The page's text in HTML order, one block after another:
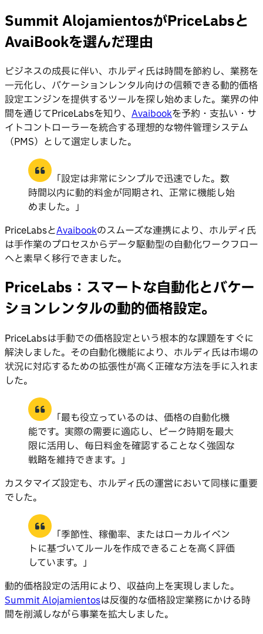
Summit AlojamientosがPriceLabsと
AvaiBookを選んだ理由
ビジネスの成長に伴い、ホルディ氏は時間を節約し、業務を
一元化し、バケーションレンタル向けの信頼できる動的価格
設定エンジンを提供するツールを探し始めました。業界の仲
間を通じてPriceLabsを知り、 Avaibookを予約・支払い・サ
イトコントローラーを統合する理想的な物件管理システム
（PMS）として選定しました。
「設定は非常にシンプルで迅速でした。数
時間以内に動的料金が同期され、正常に機能し始
めました。」
PriceLabsとAvaibookのスムーズな連携により、ホルディ氏
は手作業のプロセスからデータ駆動型の自動化ワークフロー
へと素早く移行できました。
PriceLabs：スマートな自動化とバケー
ションレンタルの動的価格設定。
PriceLabsは手動での価格設定という根本的な課題をすぐに
解決しました。その自動化機能により、ホルディ氏は市場の
状況に対応するための拡張性が高く正確な方法を手に入れま
した。
「最も役立っているのは、価格の自動化機
能です。実際の需要に適応し、ピーク時期を最大
限に活用し、毎日料金を確認することなく強固な
戦略を維持できます。」
カスタマイズ設定も、ホルディ氏の運営において同様に重要
でした。
「季節性、稼働率、またはローカルイベン
トに基づいてルールを作成できることを高く評価
しています。」
動的価格設定の活用により、収益向上を実現しました。
Summit Alojamientosは反復的な価格設定業務にかける時
間を削減しながら事業を拡大しました。